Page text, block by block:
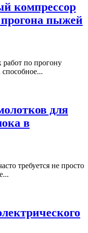
компрессор
пыжей
по прогону
для
в
требуется не просто